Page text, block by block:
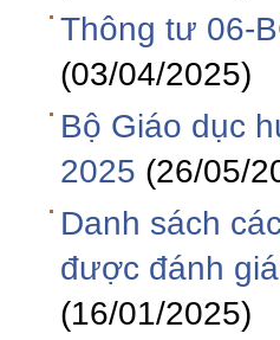
Thông tư 06-
(03/04/2025)
Bộ Giáo dục
2025 (26/05/
Danh sách
được đánh
(16/01/2025)